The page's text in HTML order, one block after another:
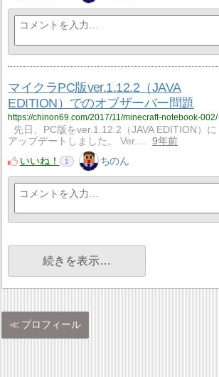
マイクラPC版ver.1.12.2（JAVA
EDITION）でのオブザーバー問題
https://chinon69.com/2017/11/minecraft-notebook-002/
先日、PC版をver.1.12.2（JAVA EDITION）に
アップデートしました。 Ver.…
9年前
いいね！
1 ちのん
続きを表示…
プロフィール